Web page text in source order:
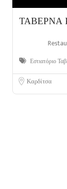
ΤΑΒΕΡΝΑ
Εστιατόριο
Καρδίτσα